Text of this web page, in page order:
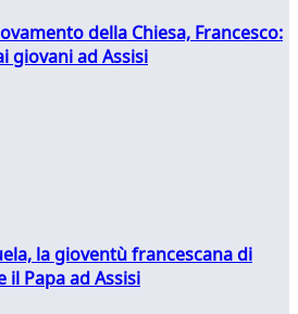
della Chiesa, Francesco:
giovani ad Assisi
la gioventù francescana di
Papa ad Assisi